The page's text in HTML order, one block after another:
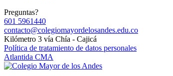
Preguntas?
601 5961440
contacto@colegiomayordelosandes.edu.co
Kilómetro 3 vía Chía - Cajicá
Política de tratamiento de datos personales
Atlantida CMA